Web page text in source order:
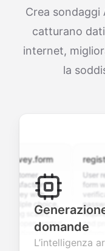
Crea sondaggi
catturano
internet,
la
with
choice,
open-ended
valuable
User
form with
password
and profile
information
fields for
domande
L’intelligenza